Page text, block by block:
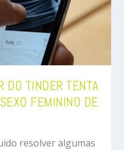
DO TINDER TENTA
FEMININO DE
resolver algumas